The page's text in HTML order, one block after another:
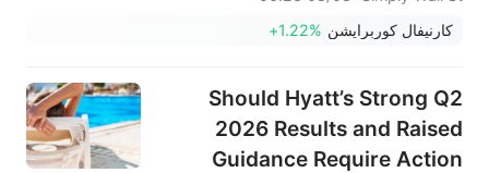
كارنيفال كوربرايشن +1.22%
Should Hyatt’s Strong Q2
2026 Results and Raised
Guidance Require Action